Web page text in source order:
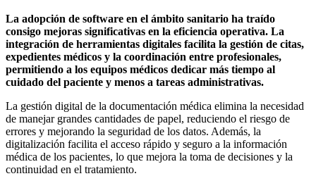
La adopción de software en el ámbito sanitario ha traído
consigo mejoras significativas en la eficiencia operativa. La
integración de herramientas digitales facilita la gestión de citas,
expedientes médicos y la coordinación entre profesionales,
permitiendo a los equipos médicos dedicar más tiempo al
cuidado del paciente y menos a tareas administrativas.
La gestión digital de la documentación médica elimina la necesidad
de manejar grandes cantidades de papel, reduciendo el riesgo de
errores y mejorando la seguridad de los datos. Además, la
digitalización facilita el acceso rápido y seguro a la información
médica de los pacientes, lo que mejora la toma de decisiones y la
continuidad en el tratamiento.